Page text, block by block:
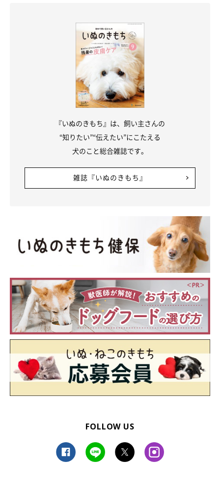
『いぬのきもち』は、飼い主さんの
“知りたい”“伝えたい”にこたえる
犬のこと総合雑誌です。
雑誌『いぬのきもち』
FOLLOW US